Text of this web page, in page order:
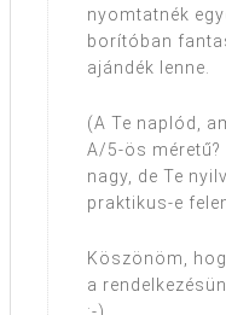
nyomtatnék
borítóban
ajándék lenne.
(A Te naplód,
A/5-ös
nagy, de Te
praktikus-e
Köszönöm,
a